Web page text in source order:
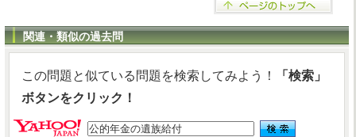
関連・類似の過去問
この問題と似ている問題を検索してみよう！
「検索」
ボタンをクリック！